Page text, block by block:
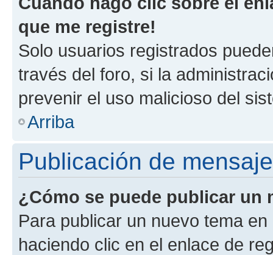
que me registre!
Solo usuarios registrados
través del foro, si la
prevenir el uso malicioso del
Arriba
Publicación de
¿Cómo se puede publicar un
Para publicar un nuevo tema
haciendo clic en el enlace de